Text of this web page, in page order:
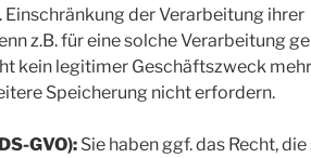
Einschränkung der Verarbeitung ihrer
z.B. für eine solche Verarbeitung
kein legitimer Geschäftszweck
Speicherung nicht erfordern.
GVO): Sie haben ggf. das Recht,